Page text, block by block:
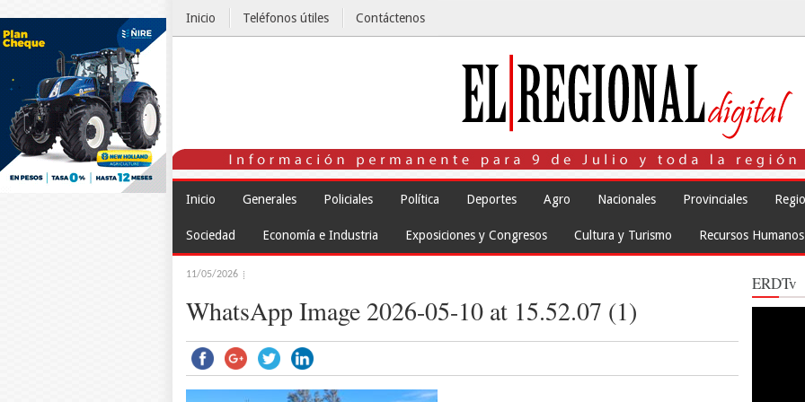
Inicio Teléfonos útiles Contáctenos
Inicio Generales Policiales Política Deportes Agro Nacionales Provinciales
Sociedad Economía e Industria Exposiciones y Congresos Cultura y Turismo Recursos Humanos
11/05/2026
WhatsApp Image 2026-05-10 at 15.52.07 (1)
ERDTv